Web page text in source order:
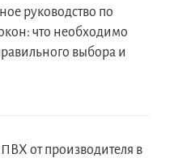
руководство по
что необходимо
выбора и
от производителя в